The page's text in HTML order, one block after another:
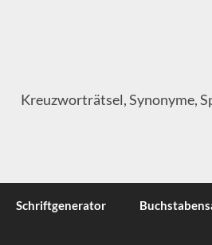
Kreuzworträtsel, Synonyme,
Schriftgenerator